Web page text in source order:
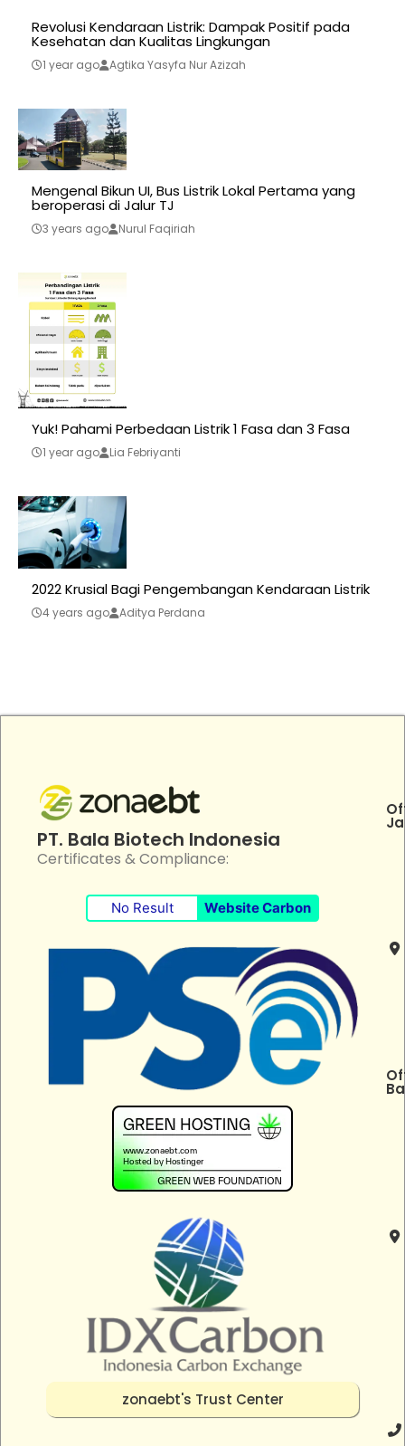
Revolusi Kendaraan Listrik: Dampak Positif pada
Kesehatan dan Kualitas Lingkungan
1 year ago Agtika Yasyfa Nur Azizah
Mengenal Bikun UI, Bus Listrik Lokal Pertama yang
beroperasi di Jalur TJ
3 years ago Nurul Faqiriah
Yuk! Pahami Perbedaan Listrik 1 Fasa dan 3 Fasa
1 year ago Lia Febriyanti
2022 Krusial Bagi Pengembangan Kendaraan Listrik
4 years ago Aditya Perdana
PT. Bala Biotech Indonesia
Certificates & Compliance:
No Result Website Carbon
zonaebt's Trust Center